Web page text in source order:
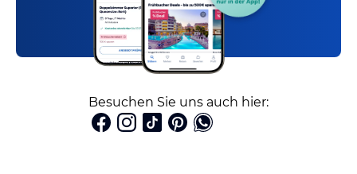
Besuchen Sie uns auch hier: